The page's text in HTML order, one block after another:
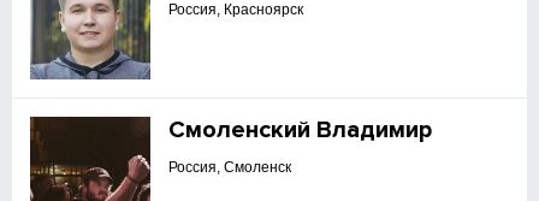
Россия, Красноярск
Смоленский Владимир
Россия, Смоленск